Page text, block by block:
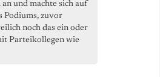
und machte sich auf
Podiums, zuvor
noch das ein oder
Parteikollegen wie